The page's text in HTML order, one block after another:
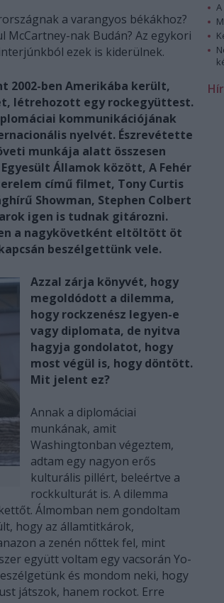
a varangyos békákhoz?
McCartney-nak Budán? Az egykori
ezek is kiderülnek.
2002-ben Amerikába került,
létrehozott egy rockegyüttest.
kommunikációjának
nyelvét. Észrevétette
munkája alatt összesen
Államok között, A Fehér
című filmet, Tony Curtis
Showman, Stephen Colbert
igen is tudnak gitározni.
a nagykövetként eltöltött öt
beszélgettünk vele.
Azzal zárja könyvét, hogy
megoldódott a dilemma,
hogy rockzenész legyen-e
vagy diplomata, de nyitva
hagyja gondolatot, hogy
most végül is, hogy döntött.
Mit jelent ez?
Annak a diplomáciai
munkának, amit
Washingtonban végeztem,
adtam egy nagyon erős
kulturális pillért, beleértve a
rockkulturát is. A dilemma
Álmomban nem gondoltam
hogy az államtitkárok,
a zenén nőttek fel, mint
együtt voltam egy vacsorán Yo-
és mondom neki, hogy
játszok, hanem rockot. Erre